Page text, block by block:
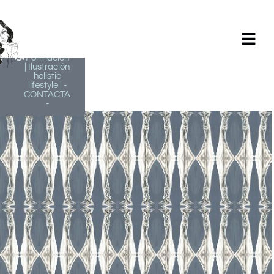
Formación
| Ilustración
holistic
lifestyle | -
CONTACTA
-